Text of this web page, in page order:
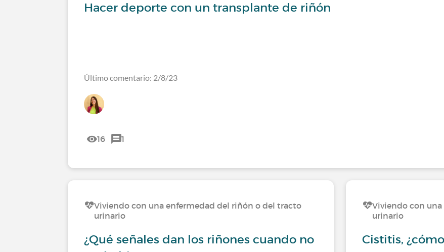
Hacer deporte con un transplante de riñón
Último comentario: 2/8/23
16 1
Viviendo con una enfermedad del riñón o del tracto
urinario
¿Qué señales dan los riñones cuando no
Viviendo con
urinario
Cistitis,